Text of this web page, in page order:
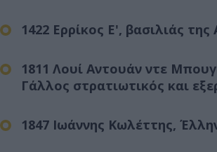
1422 Ερρίκος Ε', βασιλιάς της
1811 Λουί Αντουάν ντε
Γάλλος στρατιωτικός και
1847 Ιωάννης Κωλέττης,